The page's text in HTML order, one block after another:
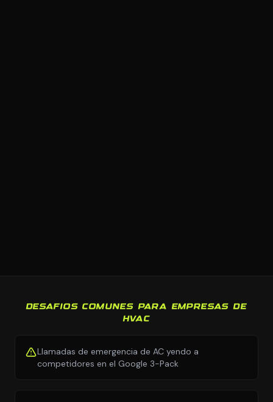
DESAFIOS COMUNES PARA EMPRESAS DE
HVAC
Llamadas de emergencia de AC yendo a
competidores en el Google 3-Pack